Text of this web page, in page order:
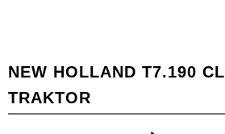
NEW HOLLAND T7.190
TRAKTOR